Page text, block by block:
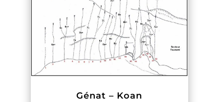
Génat – Koan